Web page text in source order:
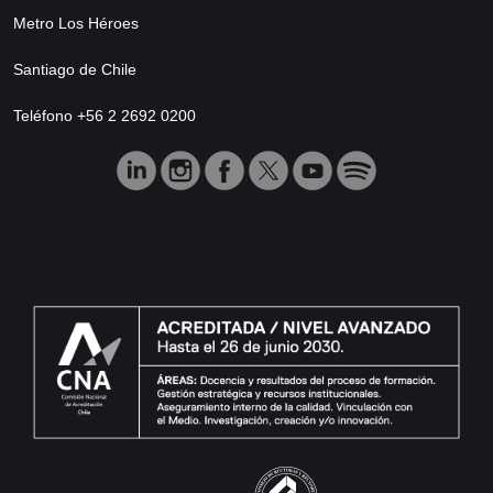
Metro Los Héroes
Santiago de Chile
Teléfono +56 2 2692 0200